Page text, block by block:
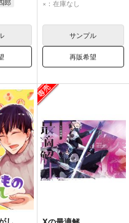
郎
×：在庫なし
サンプル
再販希望
し